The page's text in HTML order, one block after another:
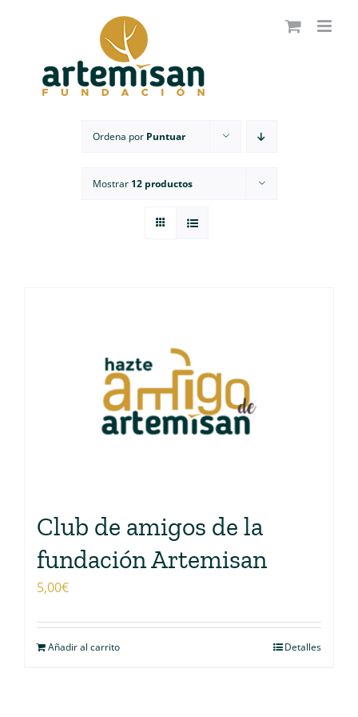
Ordena por Puntuar
Mostrar 12 productos
Club de amigos de la
fundación Artemisan
5,00€
Añadir al carrito Detalles